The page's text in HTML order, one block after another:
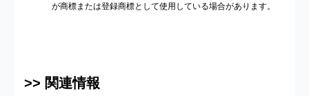
が商標または登録商標として使用している場合があります。
>> 関連情報